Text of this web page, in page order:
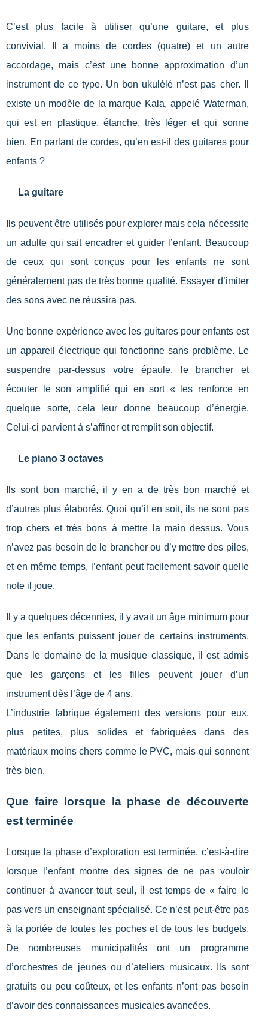
C’est plus facile à utiliser qu’une guitare, et plus
convivial. Il a moins de cordes (quatre) et un autre
accordage, mais c’est une bonne approximation d’un
instrument de ce type. Un bon ukulélé n’est pas cher. Il
existe un modèle de la marque Kala, appelé Waterman,
qui est en plastique, étanche, très léger et qui sonne
bien. En parlant de cordes, qu’en est-il des guitares pour
enfants ?
La guitare
Ils peuvent être utilisés pour explorer mais cela nécessite
un adulte qui sait encadrer et guider l’enfant. Beaucoup
de ceux qui sont conçus pour les enfants ne sont
généralement pas de très bonne qualité. Essayer d’imiter
des sons avec ne réussira pas.
Une bonne expérience avec les guitares pour enfants est
un appareil électrique qui fonctionne sans problème. Le
suspendre par-dessus votre épaule, le brancher et
écouter le son amplifié qui en sort « les renforce en
quelque sorte, cela leur donne beaucoup d’énergie.
Celui-ci parvient à s’affiner et remplit son objectif.
Le piano 3 octaves
Ils sont bon marché, il y en a de très bon marché et
d’autres plus élaborés. Quoi qu’il en soit, ils ne sont pas
trop chers et très bons à mettre la main dessus. Vous
n’avez pas besoin de le brancher ou d’y mettre des piles,
et en même temps, l’enfant peut facilement savoir quelle
note il joue.
Il y a quelques décennies, il y avait un âge minimum pour
que les enfants puissent jouer de certains instruments.
Dans le domaine de la musique classique, il est admis
que les garçons et les filles peuvent jouer d’un
instrument dès l’âge de 4 ans.
L’industrie fabrique également des versions pour eux,
plus petites, plus solides et fabriquées dans des
matériaux moins chers comme le PVC, mais qui sonnent
très bien.
Que faire lorsque la phase de découverte
est terminée
Lorsque la phase d’exploration est terminée, c’est-à-dire
lorsque l’enfant montre des signes de ne pas vouloir
continuer à avancer tout seul, il est temps de « faire le
pas vers un enseignant spécialisé. Ce n’est peut-être pas
à la portée de toutes les poches et de tous les budgets.
De nombreuses municipalités ont un programme
d’orchestres de jeunes ou d’ateliers musicaux. Ils sont
gratuits ou peu coûteux, et les enfants n’ont pas besoin
d’avoir des connaissances musicales avancées.